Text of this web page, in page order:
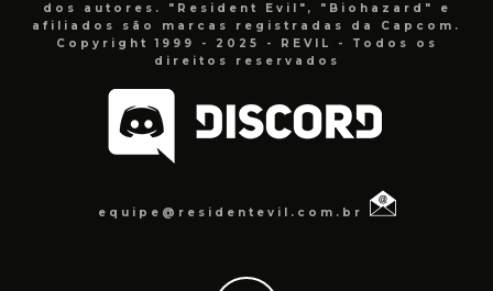
dos autores. "Resident Evil", "Biohazard" e
afiliados são marcas registradas da Capcom.
Copyright 1999 - 2025 - REVIL - Todos os
direitos reservados
equipe@residentevil.com.br